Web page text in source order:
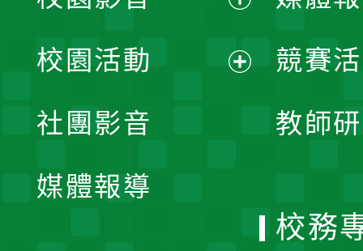
競賽
教師
開
校園活動
社團影音
媒體報導
校務